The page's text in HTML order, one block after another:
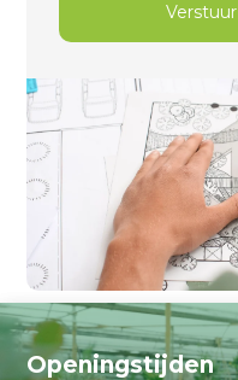
Openingstijden